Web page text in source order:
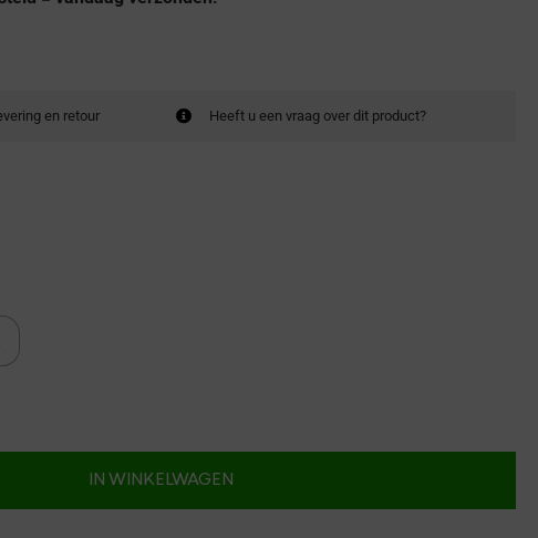
en retour Heeft u een vraag over dit product?
IN WINKELWAGEN